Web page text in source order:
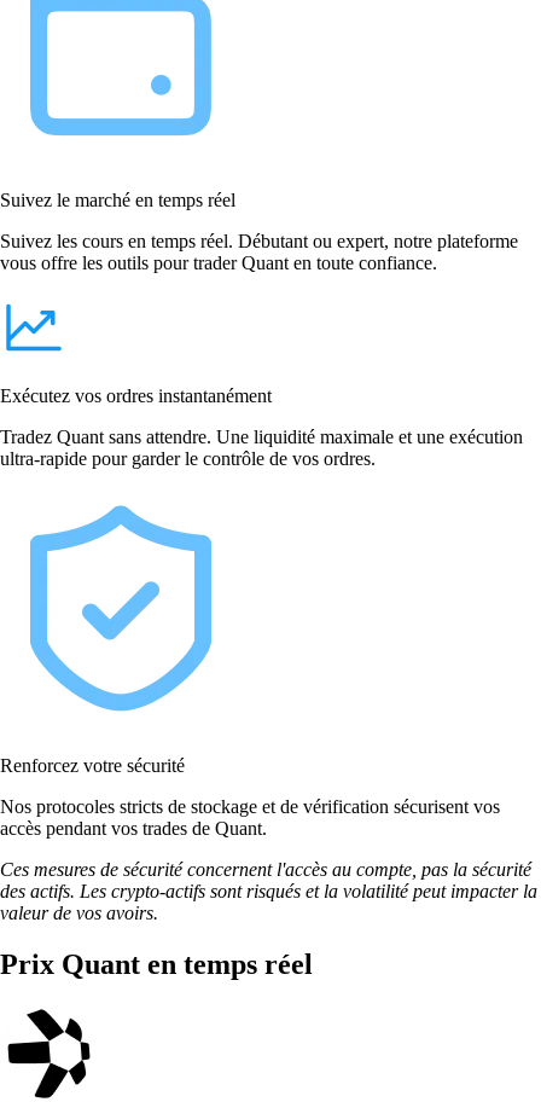
Suivez le marché en temps réel
Suivez les cours en temps réel. Débutant ou expert, notre plateforme
vous offre les outils pour trader Quant en toute confiance.
Exécutez vos ordres instantanément
Tradez Quant sans attendre. Une liquidité maximale et une exécution
ultra-rapide pour garder le contrôle de vos ordres.
Renforcez votre sécurité
Nos protocoles stricts de stockage et de vérification sécurisent vos
accès pendant vos trades de Quant.
Ces mesures de sécurité concernent l'accès au compte, pas la sécurité
des actifs. Les crypto-actifs sont risqués et la volatilité peut impacter la
valeur de vos avoirs.
Prix Quant en temps réel